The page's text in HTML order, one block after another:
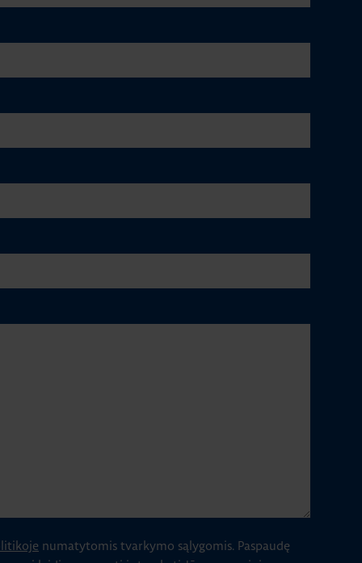
numatytomis tvarkymo sąlygomis. Paspaudę